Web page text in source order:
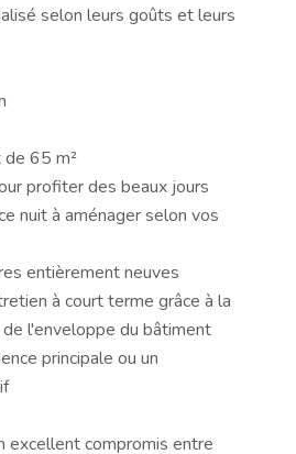
selon leurs goûts et leurs
de 65 m²
profiter des beaux jours
nuit à aménager selon vos
entièrement neuves
à court terme grâce à la
l'enveloppe du bâtiment
principale ou un
excellent compromis entre